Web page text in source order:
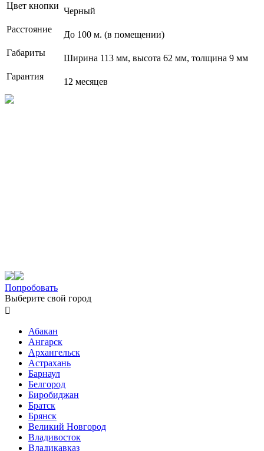
Цвет кнопки
Черный
Расстояние
До 100 м. (в помещении)
Габариты
Ширина 113 мм, высота 62 мм, толщина 9 мм
Гарантия
12 месяцев
Попробовать
Выберите свой город

Абакан
Ангарск
Архангельск
Астрахань
Барнаул
Белгород
Биробиджан
Братск
Брянск
Великий Новгород
Владивосток
Владикавказ